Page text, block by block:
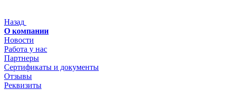
Назад
О компании
Новости
Работа у нас
Партнеры
Сертификаты и документы
Отзывы
Реквизиты